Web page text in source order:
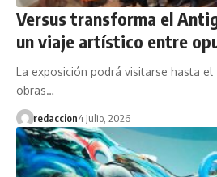
Versus transforma el
un viaje artístico entre
La exposición podrá visitarse hasta el
obras…
redaccion4 julio, 2026